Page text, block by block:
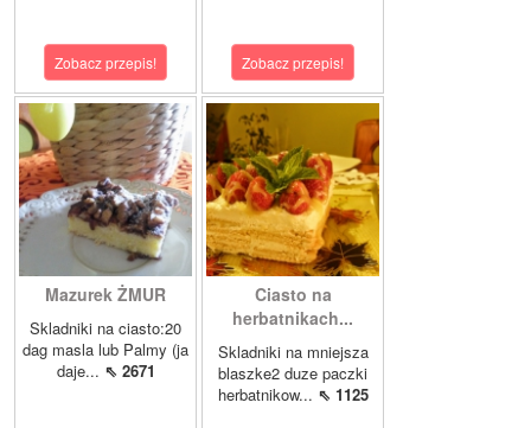
Zobacz przepis! Zobacz przepis!
Mazurek ŻMUR
Skladniki na ciasto:20
dag masla lub Palmy (ja
daje... ⇖ 2671
Ciasto na
herbatnikach...
Skladniki na mniejsza
blaszke2 duze paczki
herbatnikow... ⇖ 1125